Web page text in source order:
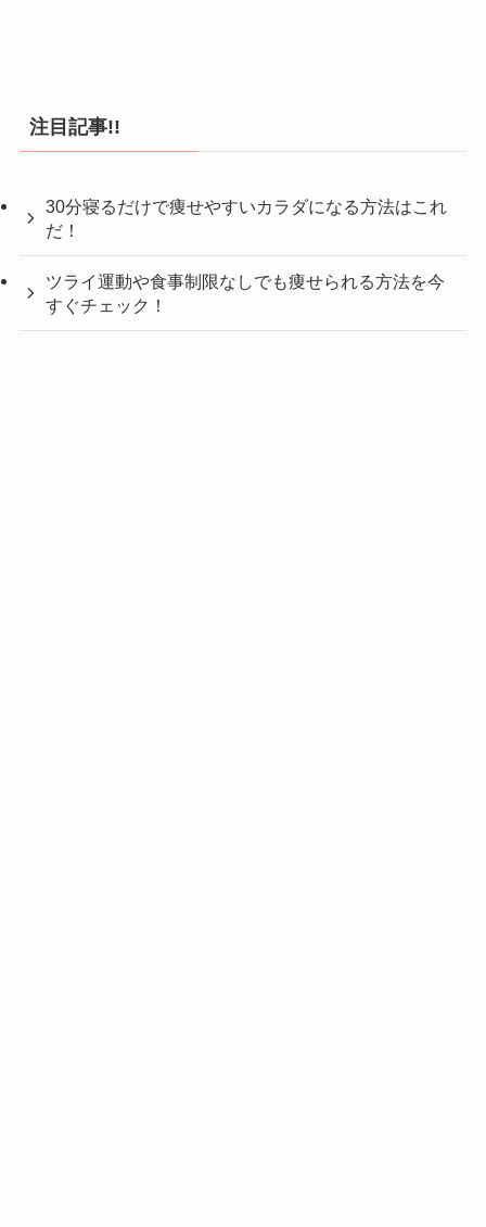
注目記事!!
30分寝るだけで痩せやすいカラダになる方法はこれ
だ！
ツライ運動や食事制限なしでも痩せられる方法を今
すぐチェック！